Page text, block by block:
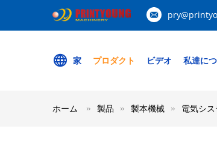
家 プロダクト ビデオ 私達に
ホーム 製品 製本機械 電気シ